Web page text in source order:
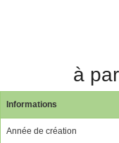
à
Informations
Année de création